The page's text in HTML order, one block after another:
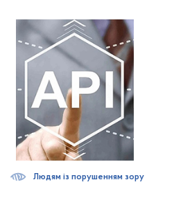
Людям із порушенням зору